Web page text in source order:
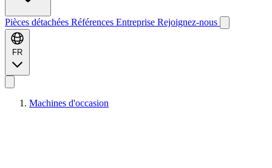
Pièces détachées Références Entreprise Rejoignez-nous
FR
Machines d'occasion